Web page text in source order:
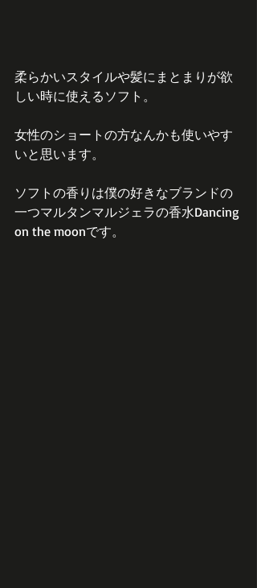
柔らかいスタイルや髪にまとまりが欲
しい時に使えるソフト。
女性のショートの方なんかも使いやす
いと思います。
ソフトの香りは僕の好きなブランドの
一つマルタンマルジェラの香水Dancing
on the moonです。